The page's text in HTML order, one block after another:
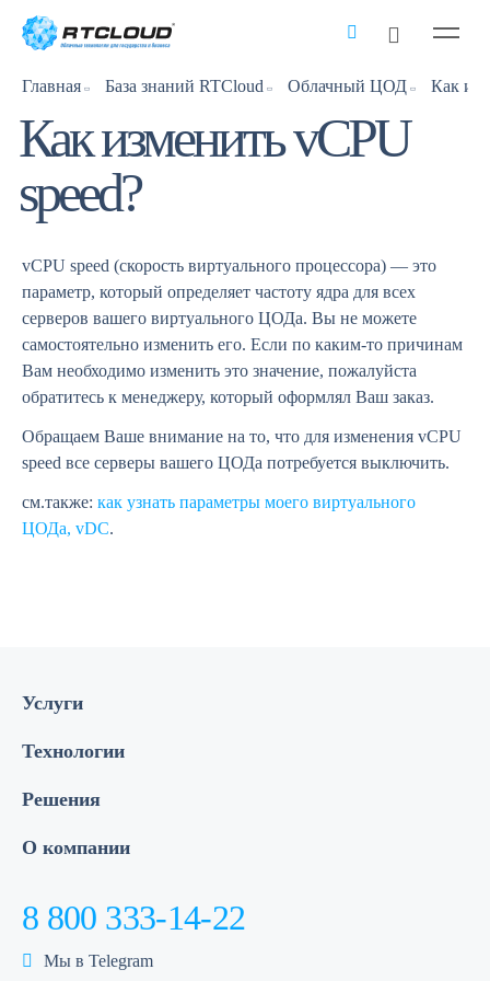
Главная База знаний RTCloud Облачный ЦОД Как
Как изменить vCPU
speed?
vCPU speed (скорость виртуального процессора) — это
параметр, который определяет частоту ядра для всех
серверов вашего виртуального ЦОДа. Вы не можете
самостоятельно изменить его. Если по каким-то причинам
Вам необходимо изменить это значение, пожалуйста
обратитесь к менеджеру, который оформлял Ваш заказ.
Обращаем Ваше внимание на то, что для изменения vCPU
speed все серверы вашего ЦОДа потребуется выключить.
см.также: как узнать параметры моего виртуального
ЦОДа, vDC.
Услуги
Технологии
Решения
О компании
8 800 333-14-22
Мы в Telegram